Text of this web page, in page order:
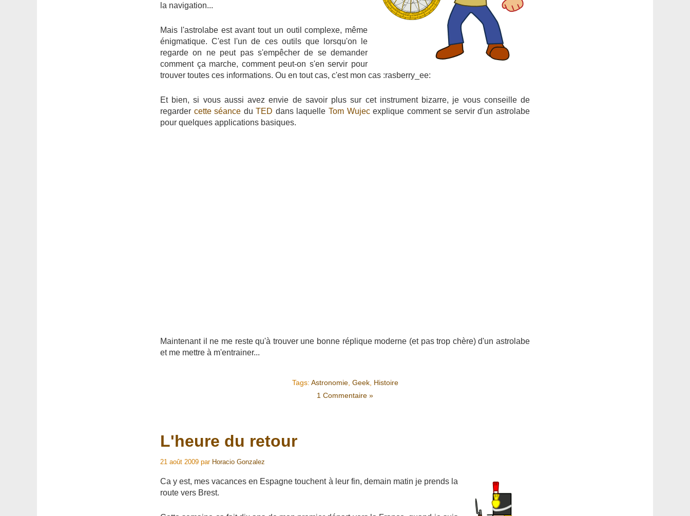
la navigation...
Mais l'astrolabe est avant tout un outil complexe, même
énigmatique. C'est l'un de ces outils que lorsqu'on le
regarde on ne peut pas s'empêcher de se demander
comment ça marche, comment peut-on s'en servir pour
trouver toutes ces informations. Ou en tout cas, c'est mon cas :rasberry_ee:
Et bien, si vous aussi avez envie de savoir plus sur cet instrument bizarre, je vous conseille de
regarder cette séance duTED dans laquelleTom Wujecexplique comment se servir d'un astrolabe
pour quelques applications basiques.
Maintenant il ne me reste qu'à trouver une bonne réplique moderne (et pas trop chère) d'un astrolabe
et me mettre à m'entrainer...
Tags: Astronomie, Geek, Histoire
1 Commentaire »
L'heure du retour
21 août 2009 par Horacio Gonzalez
Ca y est, mes vacances en Espagne touchent à leur fin, demain matin je prends la
route vers Brest.